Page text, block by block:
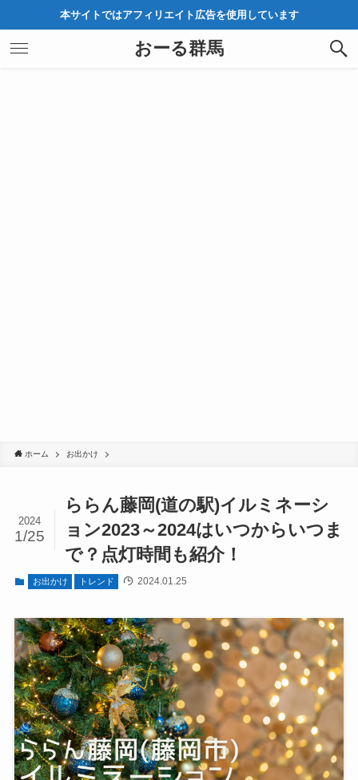
本サイトではアフィリエイト広告を使用しています
おーる群馬
ホーム お出かけ
ららん藤岡(道の駅)イルミネーシ
ョン2023～2024はいつからいつま
で？点灯時間も紹介！
2024
1/25
お出かけ トレンド 2024.01.25